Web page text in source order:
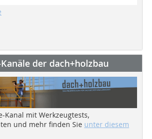
der dach+holzbau
Kanal mit Werkzeugtests,
und mehr finden Sie unter diesem